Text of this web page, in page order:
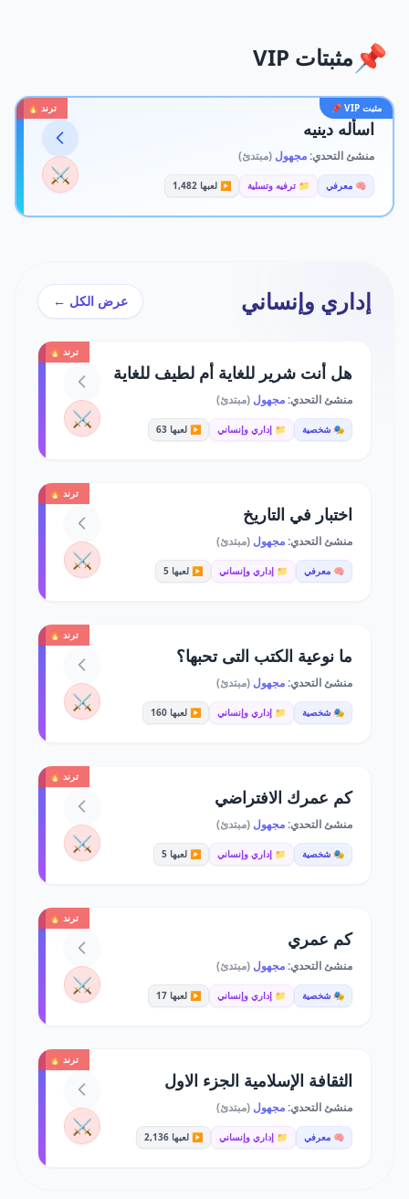
📌 مثبتات VIP
مثبت VIP 📌 ترند 🔥
اسأله دينيه
منشئ التحدي:مجهول (مبتدئ)
🧠 معرفي 📁 ترفيه وتسلية ▶️ لعبها 1,482 ⚔️
إداري وإنساني عرض الكل ←
ترند 🔥
هل أنت شرير للغاية أم لطيف للغاية
منشئ التحدي:مجهول (مبتدئ)
🎭 شخصية 📁 إداري وإنساني ▶️ لعبها 63 ⚔️
ترند 🔥
اختبار في التاريخ
منشئ التحدي:مجهول (مبتدئ)
🧠 معرفي 📁 إداري وإنساني ▶️ لعبها 5 ⚔️
ترند 🔥
ما نوعية الكتب التى تحبها؟
منشئ التحدي:مجهول (مبتدئ)
🎭 شخصية 📁 إداري وإنساني ▶️ لعبها 160 ⚔️
ترند 🔥
كم عمرك الافتراضي
منشئ التحدي:مجهول (مبتدئ)
🎭 شخصية 📁 إداري وإنساني ▶️ لعبها 5 ⚔️
ترند 🔥
كم عمري
منشئ التحدي:مجهول (مبتدئ)
🎭 شخصية 📁 إداري وإنساني ▶️ لعبها 17 ⚔️
ترند 🔥
الثقافة الإسلامية الجزء الاول
منشئ التحدي:مجهول (مبتدئ)
🧠 معرفي 📁 إداري وإنساني ▶️ لعبها 2,136 ⚔️